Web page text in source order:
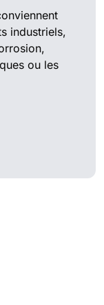
industriels,
ou les